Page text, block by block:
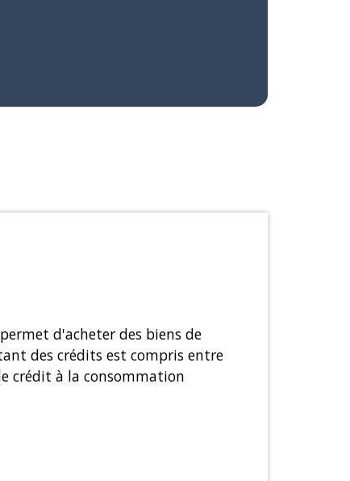
d'acheter des biens de
des crédits est compris entre
crédit à la consommation